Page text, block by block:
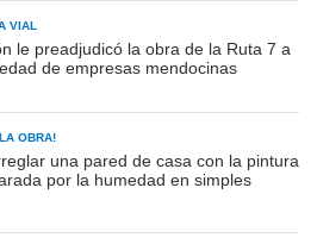
VIAL
le preadjudicó la obra de la Ruta 7 a
de empresas mendocinas
OBRA!
una pared de casa con la pintura
por la humedad en simples